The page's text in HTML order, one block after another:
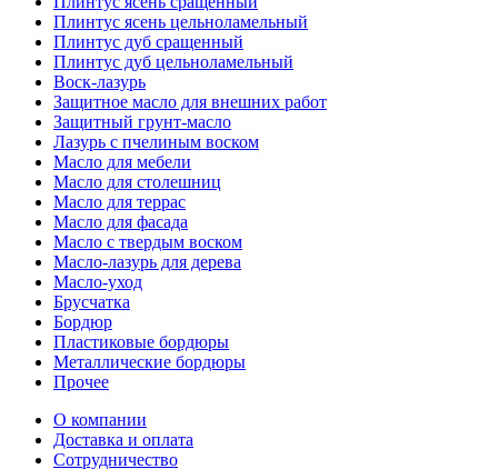
Плинтус ясень цельноламельный
Плинтус дуб сращенный
Плинтус дуб цельноламельный
Воск-лазурь
Защитное масло для внешних работ
Защитный грунт-масло
Лазурь с пчелиным воском
Масло для мебели
Масло для столешниц
Масло для террас
Масло для фасада
Масло с твердым воском
Масло-лазурь для дерева
Масло-уход
Брусчатка
Бордюр
Пластиковые бордюры
Металлические бордюры
Прочее
О компании
Доставка и оплата
Сотрудничество